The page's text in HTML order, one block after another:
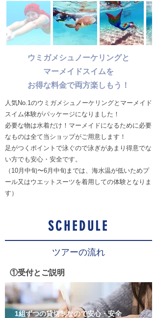
ウミガメシュノーケリングと
マーメイドスイムを
お得な料金で両方楽しもう！
人気No.1のウミガメシュノーケリングとマーメイド
スイム体験がパッケージになりました！
必要な物は水着だけ！マーメイドになるために必要
なものは全て当ショップがご用意します！
足がつくポイントで泳ぐので泳ぎがあまり得意でな
い方でも安心・安全です。
（10月中旬〜6月中旬までは、海水温が低いためプ
ール又はウエットスーツを着用しての体験となりま
す）
SCHEDULE
ツアーの流れ
​①受付とご説明
1組ずつの貸切制なので安心・安全